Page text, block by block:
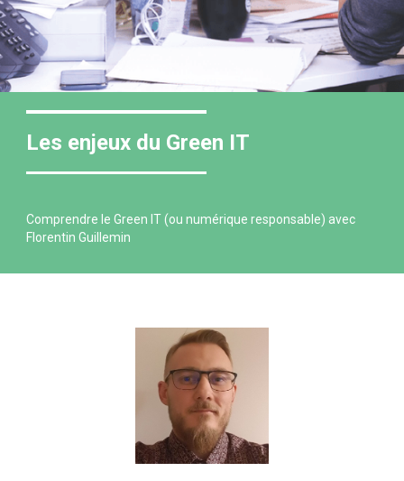
Les enjeux du Green IT
Comprendre le Green IT (ou numérique responsable) avec
Florentin Guillemin